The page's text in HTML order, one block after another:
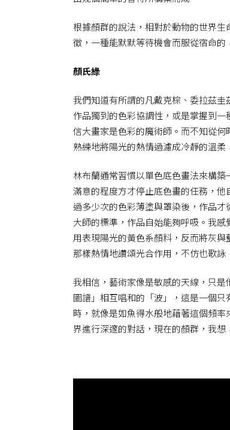
根據顏群的說法，相對於動物的世界
徵，一種能默默等待機會而服從宿命
顏氏綠
我們知道有所謂的凡戴克棕、委拉茲
作品獨到的色彩協調性，或是掌握到
信大畫家是色彩的魔術師。而不知從
熟練地將陽光的熱情過濾成冷靜的溫
林布蘭通常習慣以單色底色畫法來構
滿意的程度方才停止底色畫的任務，
過多少次的色彩薄塗與罩染後，作品
大師的標準，作品自始能夠呼吸。我
用表現陽光的黃色系顏料，反而將灰
那樣熱情地讚頌光合作用，不仿也歌
我相信，藝術家像是敏感的天線，只
圖譜」相互唱和的「波」，這是一個
時，就像是如魚得水般地藉著這個頻
界進行深邃的對話，現在的顏群，我想